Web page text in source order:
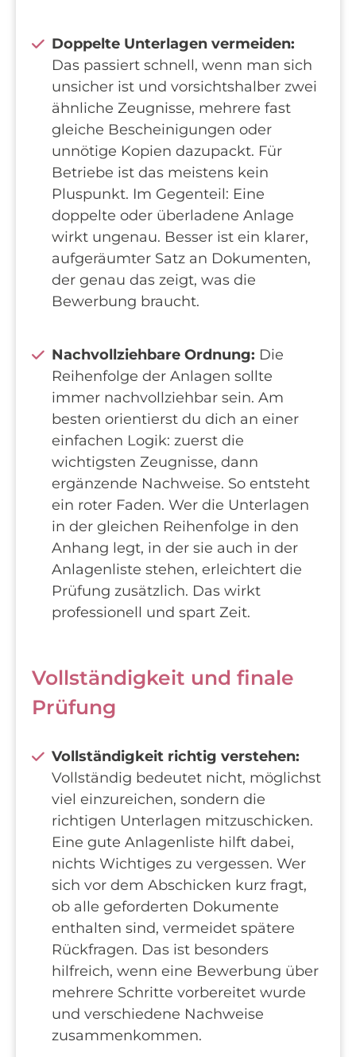
Doppelte Unterlagen vermeiden:
Das passiert schnell, wenn man sich
unsicher ist und vorsichtshalber zwei
ähnliche Zeugnisse, mehrere fast
gleiche Bescheinigungen oder
unnötige Kopien dazupackt. Für
Betriebe ist das meistens kein
Pluspunkt. Im Gegenteil: Eine
doppelte oder überladene Anlage
wirkt ungenau. Besser ist ein klarer,
aufgeräumter Satz an Dokumenten,
der genau das zeigt, was die
Bewerbung braucht.
Nachvollziehbare Ordnung: Die
Reihenfolge der Anlagen sollte
immer nachvollziehbar sein. Am
besten orientierst du dich an einer
einfachen Logik: zuerst die
wichtigsten Zeugnisse, dann
ergänzende Nachweise. So entsteht
ein roter Faden. Wer die Unterlagen
in der gleichen Reihenfolge in den
Anhang legt, in der sie auch in der
Anlagenliste stehen, erleichtert die
Prüfung zusätzlich. Das wirkt
professionell und spart Zeit.
Vollständigkeit und finale
Prüfung
Vollständigkeit richtig verstehen:
Vollständig bedeutet nicht, möglichst
viel einzureichen, sondern die
richtigen Unterlagen mitzuschicken.
Eine gute Anlagenliste hilft dabei,
nichts Wichtiges zu vergessen. Wer
sich vor dem Abschicken kurz fragt,
ob alle geforderten Dokumente
enthalten sind, vermeidet spätere
Rückfragen. Das ist besonders
hilfreich, wenn eine Bewerbung über
mehrere Schritte vorbereitet wurde
und verschiedene Nachweise
zusammenkommen.